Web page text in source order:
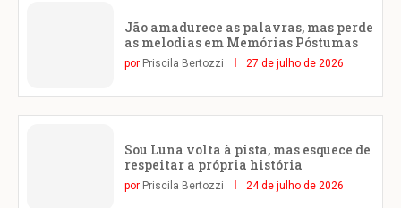
Jão amadurece as palavras, mas perde
as melodias em Memórias Póstumas
por Priscila Bertozzi 27 de julho de 2026
Sou Luna volta à pista, mas esquece de
respeitar a própria história
por Priscila Bertozzi 24 de julho de 2026